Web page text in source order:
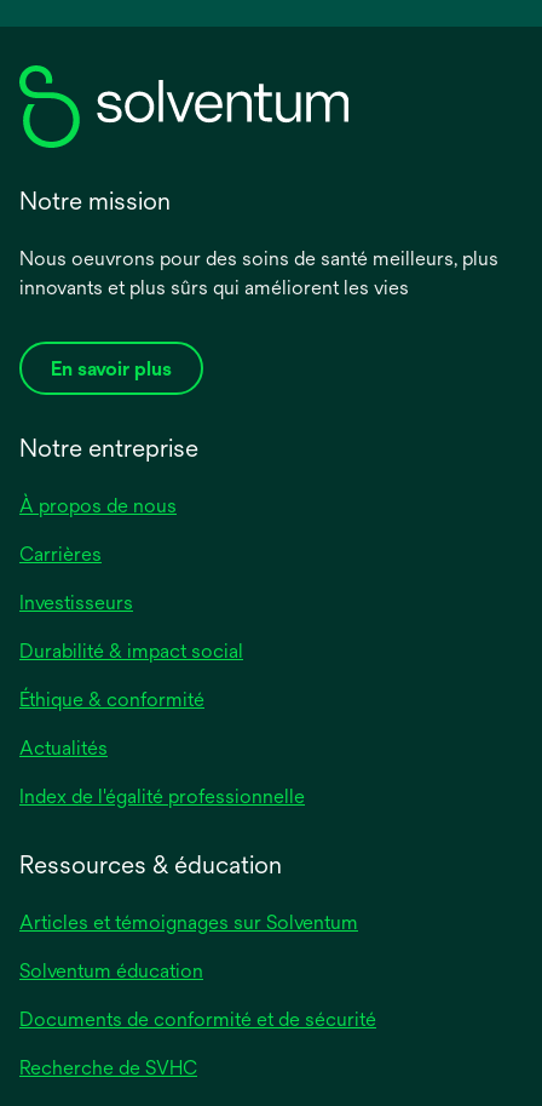
Notre mission
Nous oeuvrons pour des soins de santé meilleurs, plus
innovants et plus sûrs qui améliorent les vies
En savoir plus
Notre entreprise
À propos de nous
Carrières
Investisseurs
Durabilité & impact social
Éthique & conformité
Actualités
Index de l'égalité professionnelles’ouvre
onglet
Ressources & éducation
Articles et témoignages sur Solventum
Solventum éducation
Documents de conformité et de sécurité
Recherche de SVHC